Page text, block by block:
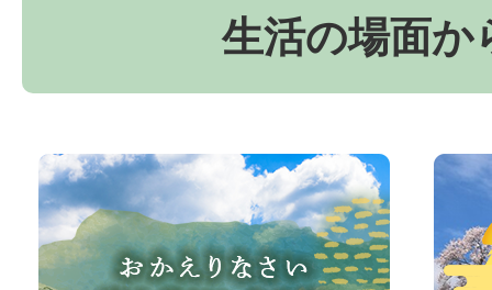
生活の場面か
お
か
え
京
波